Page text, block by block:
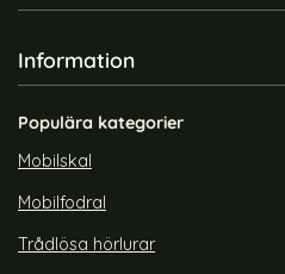
Information
Populära kategorier
Mobilskal
Mobilfodral
Trådlösa hörlurar